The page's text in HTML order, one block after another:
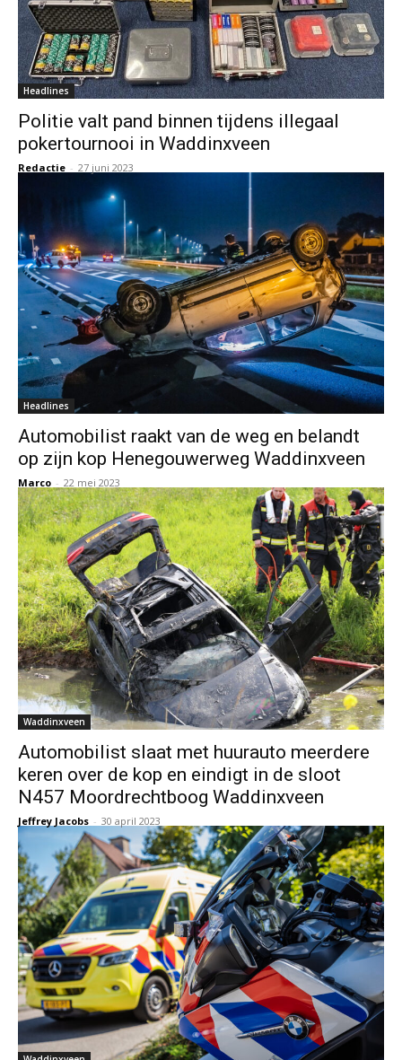
Headlines
Politie valt pand binnen tijdens illegaal
pokertournooi in Waddinxveen
Redactie - 27 juni 2023
Headlines
Automobilist raakt van de weg en belandt
op zijn kop Henegouwerweg Waddinxveen
Marco - 22 mei 2023
Waddinxveen
Automobilist slaat met huurauto meerdere
keren over de kop en eindigt in de sloot
N457 Moordrechtboog Waddinxveen
Jeffrey Jacobs - 30 april 2023